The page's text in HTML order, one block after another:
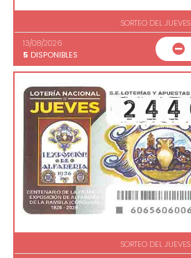
SORTEO DEL JUEVES
13/08/2026
5 DISPONIBLES
SORTEO DEL JUEVES